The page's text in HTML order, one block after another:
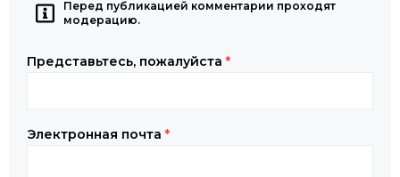
Перед публикацией комментарии проходят
модерацию.
Представьтесь, пожалуйста *
Электронная почта *